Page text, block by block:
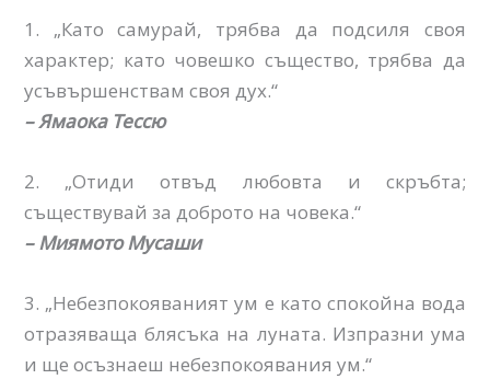
1. „Като самурай, трябва да подсиля своя
характер; като човешко същество, трябва да
усъвършенствам своя дух.“
– Ямаока Тессю
2. „Отиди отвъд любовта и скръбта;
съществувай за доброто на човека.“
– Миямото Мусаши
3. „Небезпокояваният ум е като спокойна вода
отразяващa блясъка на луната. Изпразни ума
и ще осъзнаеш небезпокоявания ум.“